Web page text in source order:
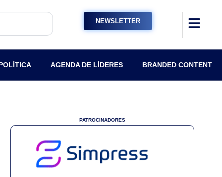
NEWSLETTER
AGENDA DE LÍDERES BRANDED CONTENT
PATROCINADORES